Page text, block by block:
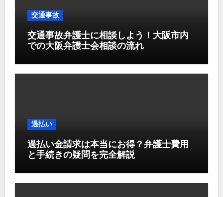
交通事故
交通事故弁護士に相談しよう！大阪市内
での大阪弁護士会相談の流れ
過払い
過払い金請求は本当にお得？弁護士費用
と手続きの疑問を完全解説